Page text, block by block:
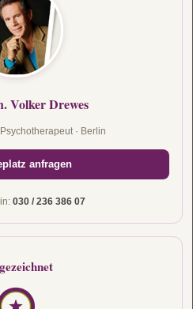
Volker Drewes
· Berlin
anfragen
030 / 236 386 07